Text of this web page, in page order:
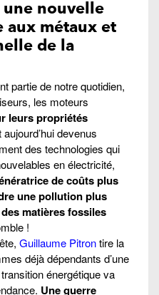
nouvelle
aux métaux et
de la
partie de notre quotidien,
les moteurs
leurs propriétés
devenus
des technologies qui
en électricité,
de coûts plus
une pollution plus
matières fossiles
!
Guillaume Pitrontire la
déjà dépendants d’une
énergétique va
Une guerre